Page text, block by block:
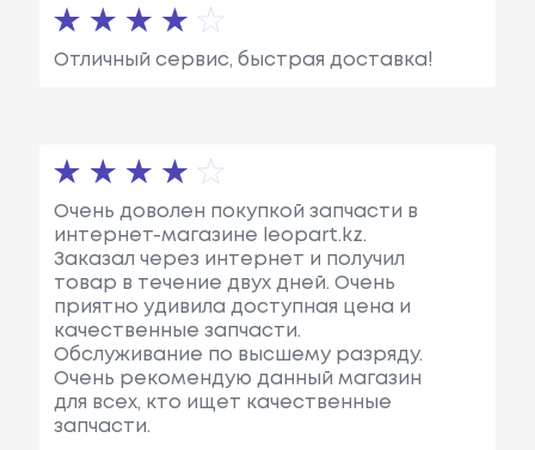
Отличный сервис, быстрая доставка!
Очень доволен покупкой запчасти в
интернет-магазине leopart.kz.
Заказал через интернет и получил
товар в течение двух дней. Очень
приятно удивила доступная цена и
качественные запчасти.
Обслуживание по высшему разряду.
Очень рекомендую данный магазин
для всех, кто ищет качественные
запчасти.